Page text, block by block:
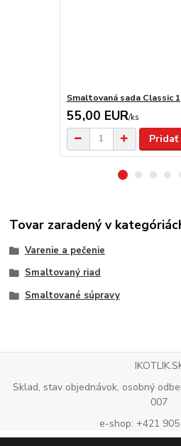
Smaltovaná sada Classic 1
55,00 EUR/ks
Pridať
Tovar zaradený v
Varenie a pečenie
Smaltovaný riad
Smaltované súpravy
Sklad, stav objednávok, osobný
007
e-shop: +421